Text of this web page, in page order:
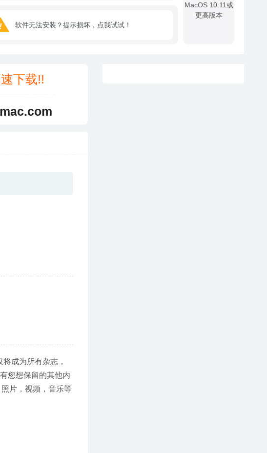
MacOS 10.11或
更高版本
软件无法安装？提示损坏，点我试试！
速下载!!
成为所有杂志，
您想保留的其他内
片，视频，音乐等